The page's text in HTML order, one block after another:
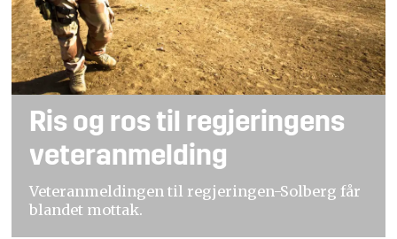
Ris og ros til regjeringens
veteranmelding
Veteranmeldingen til regjeringen-Solberg får
blandet mottak.